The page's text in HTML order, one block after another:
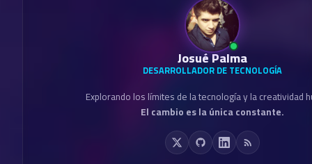
Josué Palma
DESARROLLADOR DE TECNOLOGÍA
Explorando los límites de la tecnología y la creatividad
El cambio es la única constante.